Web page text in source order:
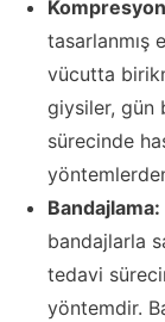
tasarlanmış
vücutta
giysiler, gün
sürecinde
Bandajlama:
bandajlarla
tedavi
yöntemdir.